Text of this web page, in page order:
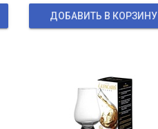
ДОБАВИТЬ В КОРЗИНУ